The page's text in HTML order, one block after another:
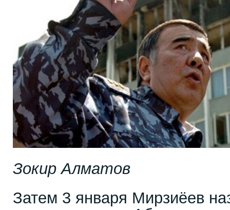
Зокир Алматов
Затем 3 января Мирзиёев